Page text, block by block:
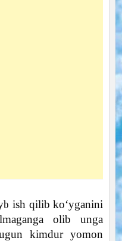
ish qilib ko‘yganini
olib unga
kimdur yomon